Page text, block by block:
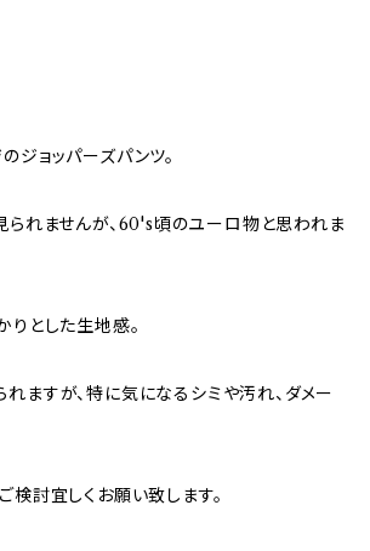
ジョッパーズパンツ。
られませんが、60's頃のユーロ物と思われま
りとした生地感。
ますが、特に気になるシミや汚れ、ダメー
検討宜しくお願い致します。